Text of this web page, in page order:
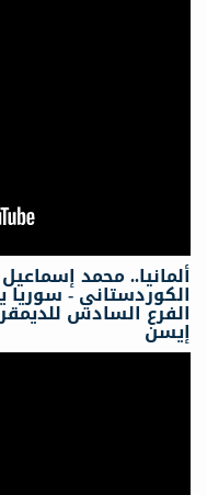
ألمانيا.. محمد
الكوردستاني -
الفرع السادس
إيسن